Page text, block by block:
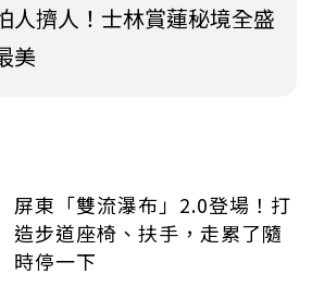
人擠人！士林賞蓮秘境全盛
美
屏東「雙流瀑布」2.0登場！打
造步道座椅、扶手，走累了隨
時停一下